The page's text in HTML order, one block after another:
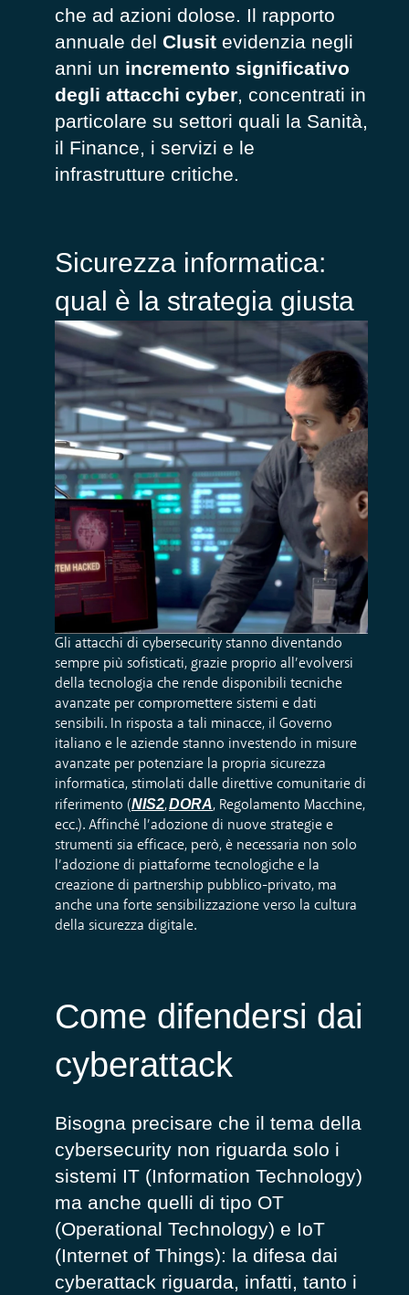
che ad azioni dolose. Il rapporto
annuale del Clusit evidenzia negli
anni un incremento significativo
degli attacchi cyber, concentrati in
particolare su settori quali la Sanità,
il Finance, i servizi e le
infrastrutture critiche.
Sicurezza informatica:
qual è la strategia giusta
Gli attacchi di cybersecurity stanno diventando
sempre più sofisticati, grazie proprio all’evolversi
della tecnologia che rende disponibili tecniche
avanzate per compromettere sistemi e dati
sensibili. In risposta a tali minacce, il Governo
italiano e le aziende stanno investendo in misure
avanzate per potenziare la propria sicurezza
informatica, stimolati dalle direttive comunitarie di
riferimento (NIS2,DORA, Regolamento Macchine,
ecc.). Affinché l’adozione di nuove strategie e
strumenti sia efficace, però, è necessaria non solo
l’adozione di piattaforme tecnologiche e la
creazione di partnership pubblico-privato, ma
anche una forte sensibilizzazione verso la cultura
della sicurezza digitale.
Come difendersi dai
cyberattack
Bisogna precisare che il tema della
cybersecurity non riguarda solo i
sistemi IT (Information Technology)
ma anche quelli di tipo OT
(Operational Technology) e IoT
(Internet of Things): la difesa dai
cyberattack riguarda, infatti, tanto i